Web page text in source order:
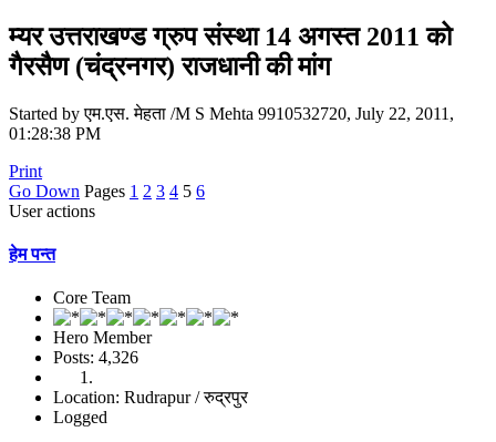
म्यर उत्तराखण्ड ग्रुप संस्था 14 अगस्त 2011 को
गैरसैण (चंद्रनगर) राजधानी की मांग
Started by एम.एस. मेहता /M S Mehta 9910532720, July 22, 2011,
01:28:38 PM
Print
Go Down Pages 1 2 3 4 5 6
User actions
हेम पन्त
Core Team
Hero Member
Posts: 4,326
Location: Rudrapur / रुद्रपुर
Logged